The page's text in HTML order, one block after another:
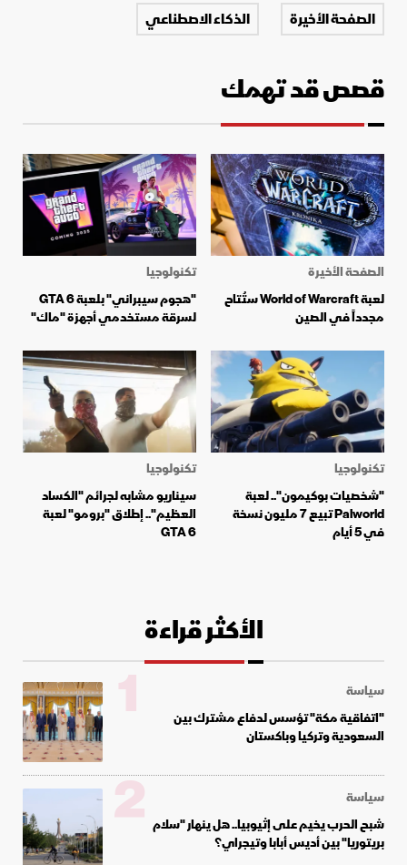
الصفحة الأخيرة الذكاء الاصطناعي
قصص قد تهمك
الصفحة الأخيرة
لعبة World of Warcraft ستُتاح
مجدداً في الصين
تكنولوجيا
"هجوم سيبراني" بلعبة GTA 6
لسرقة مستخدمي أجهزة "ماك"
تكنولوجيا
"شخصيات بوكيمون".. لعبة
Palworld تبيع 7 مليون نسخة
في 5 أيام
تكنولوجيا
سيناريو مشابه لجرائم "الكساد
العظيم".. إطلاق "برومو" لعبة
GTA 6
الأكثر قراءة
سياسة
"اتفاقية مكة" تؤسس لدفاع مشترك بين
السعودية وتركيا وباكستان
1
سياسة
شبح الحرب يخيم على إثيوبيا.. هل ينهار "سلام
بريتوريا" بين أديس أبابا وتيجراي؟
2